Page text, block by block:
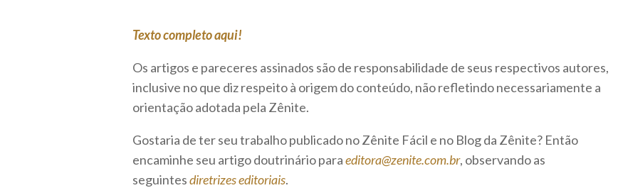
Texto completo aqui!
Os artigos e pareceres assinados são de responsabilidade de seus respectivos autores,
inclusive no que diz respeito à origem do conteúdo, não refletindo necessariamente a
orientação adotada pela Zênite.
Gostaria de ter seu trabalho publicado no Zênite Fácil e no Blog da Zênite? Então
encaminhe seu artigo doutrinário paraeditora@zenite.com.br, observando as
seguintesdiretrizes editoriais.